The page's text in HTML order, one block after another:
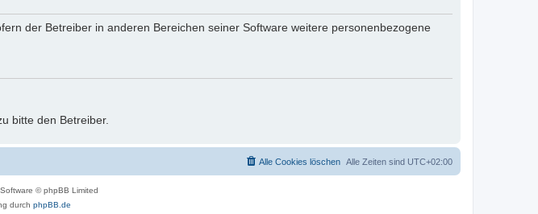
der Betreiber in anderen Bereichen seiner Software weitere personenbezogene
bitte den Betreiber.
Alle Zeiten sind UTC+02:00
Alle Cookies löschen
© phpBB Limited
durch phpBB.de